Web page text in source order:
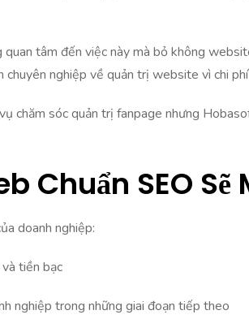
quan tâm đến việc này mà bỏ không
nghiệp về quản trị website vì chi
chăm sóc quản trị fanpage nhưng
Chuẩn SEO Sẽ
doanh nghiệp:
tiền bạc
nghiệp trong những giai đoạn tiếp theo